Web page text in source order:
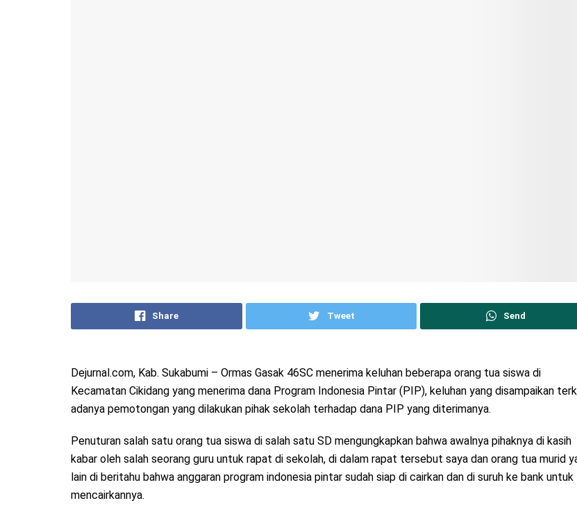
Share Tweet Send
Dejurnal.com, Kab. Sukabumi – Ormas Gasak 46SC menerima keluhan beberapa orang tua siswa di
Kecamatan Cikidang yang menerima dana Program Indonesia Pintar (PIP), keluhan yang disampaikan
adanya pemotongan yang dilakukan pihak sekolah terhadap dana PIP yang diterimanya.
Penuturan salah satu orang tua siswa di salah satu SD mengungkapkan bahwa awalnya pihaknya di kasih
kabar oleh salah seorang guru untuk rapat di sekolah, di dalam rapat tersebut saya dan orang tua murid
lain di beritahu bahwa anggaran program indonesia pintar sudah siap di cairkan dan di suruh ke bank untuk
mencairkannya.